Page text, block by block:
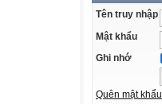
Tên truy nhập
Mật khẩu
Ghi nhớ
Quên mật khẩu